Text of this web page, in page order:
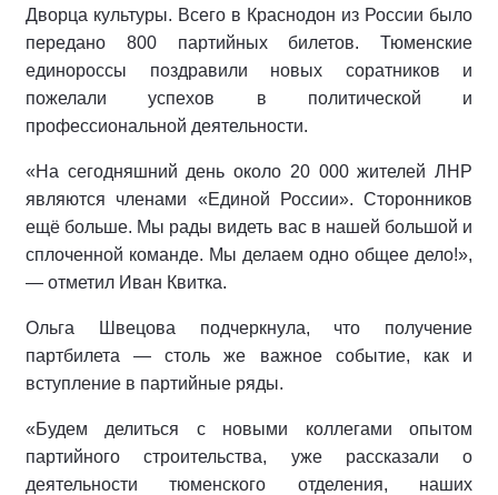
Дворца культуры. Всего в Краснодон из России было
передано 800 партийных билетов. Тюменские
единороссы поздравили новых соратников и
пожелали успехов в политической и
профессиональной деятельности.
«На сегодняшний день около 20 000 жителей ЛНР
являются членами «Единой России». Сторонников
ещё больше. Мы рады видеть вас в нашей большой и
сплоченной команде. Мы делаем одно общее дело!»,
— отметил Иван Квитка.
Ольга Швецова подчеркнула, что получение
партбилета — столь же важное событие, как и
вступление в партийные ряды.
«Будем делиться с новыми коллегами опытом
партийного строительства, уже рассказали о
деятельности тюменского отделения, наших